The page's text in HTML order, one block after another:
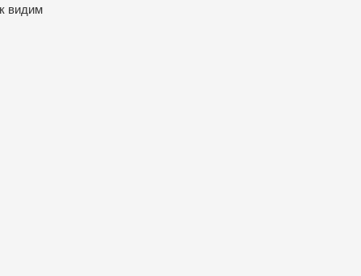
видим